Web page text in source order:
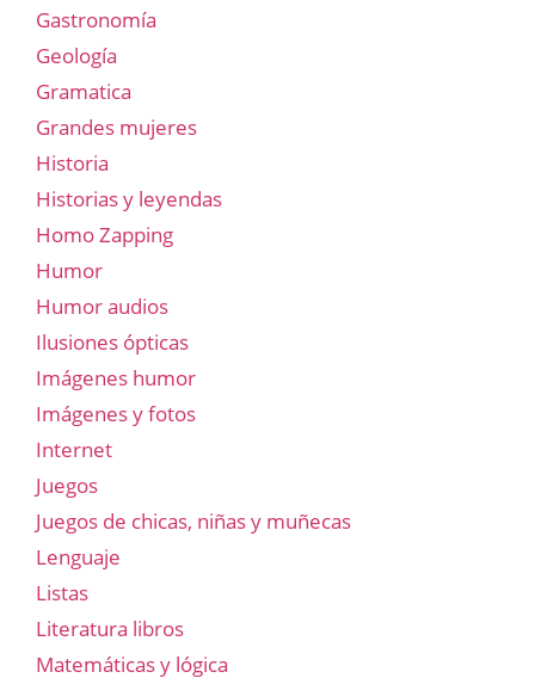
Gastronomía
Geología
Gramatica
Grandes mujeres
Historia
Historias y leyendas
Homo Zapping
Humor
Humor audios
Ilusiones ópticas
Imágenes humor
Imágenes y fotos
Internet
Juegos
Juegos de chicas, niñas y muñecas
Lenguaje
Listas
Literatura libros
Matemáticas y lógica